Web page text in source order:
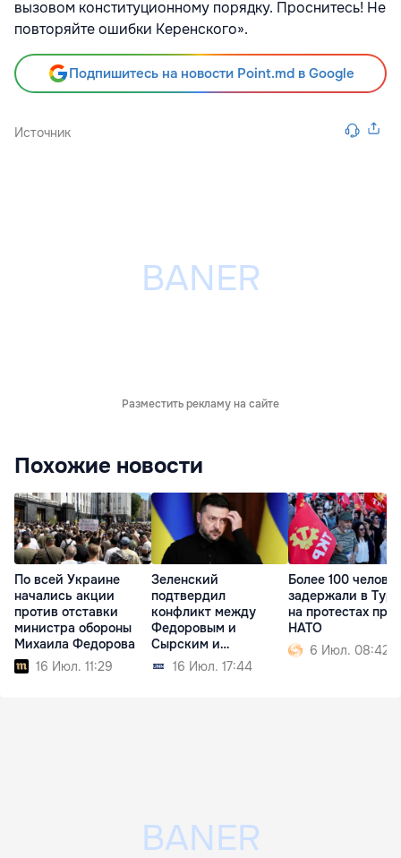
вызовом конституционному порядку. Проснитесь! Не
повторяйте ошибки Керенского».
Подпишитесь на новости Point.md в Google
Источник
Разместить рекламу на сайте
Похожие новости
По всей Украине
начались акции
против отставки
министра обороны
Михаила Федорова
16 Июл. 11:29
Зеленский
подтвердил
конфликт между
Федоровым и
Сырским и
прокомментировал
протесты
16 Июл. 17:44
Более 100
задержали в
на протестах
НАТО
6 Июл. 08:42